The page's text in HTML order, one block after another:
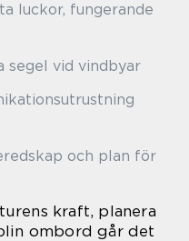
luckor, fungerande
segel vid vindbyar
och plan för
kraft, planera
ombord går det